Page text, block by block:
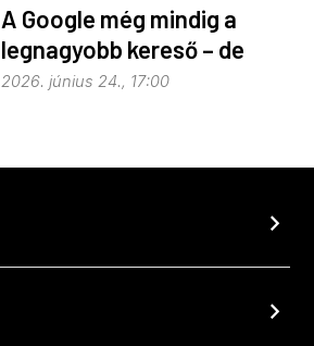
A Google még mindig a
legnagyobb kereső – de
vajon a legjobb is?
2026. június 24., 17:00
chevron_right
chevron_right